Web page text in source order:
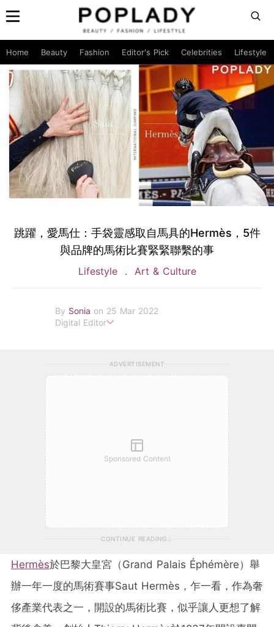
Home Beauty Fashion Editor's Pick Celebrities Lifestyle
跳躍，愛馬仕：手袋靈感取自馬具的Hermès，5件
與品牌的馬術比賽緊緊聯繫的事
Lifestyle Art & Culture
By Sonia on 25 Mar 2022
Digital Editor
ADVERTISEMENT
Sponsored Content
CONTINUE READING
Hermès於巴黎大皇宮（Grand Palais Éphémère）舉
辦一年一度的馬術賽事Saut Hermès，乍一看，作為奢
侈產業代表之一，開設的馬術比賽，似乎讓人更想了解